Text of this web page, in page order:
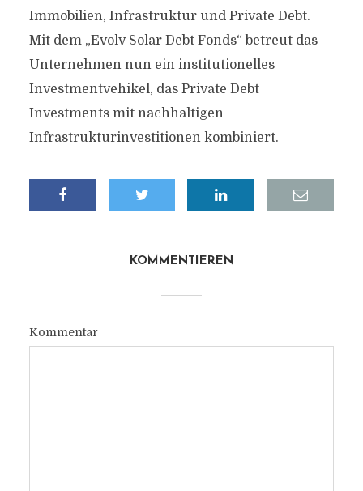
Immobilien, Infrastruktur und Private Debt.
Mit dem „Evolv Solar Debt Fonds“ betreut das
Unternehmen nun ein institutionelles
Investmentvehikel, das Private Debt
Investments mit nachhaltigen
Infrastrukturinvestitionen kombiniert.
KOMMENTIEREN
Kommentar